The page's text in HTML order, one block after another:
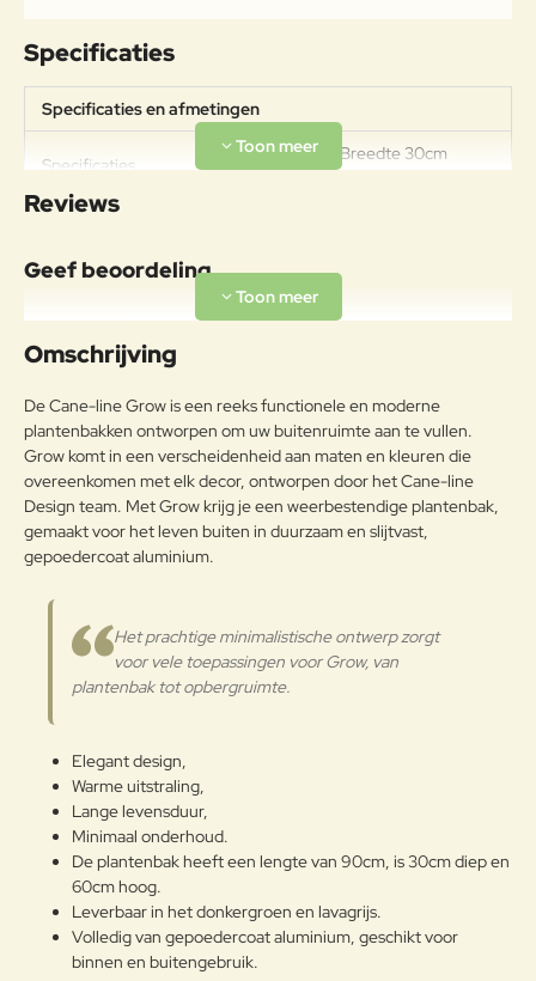
Specificaties
Specificaties en afmetingen
Specificaties
Lengte 90cm Breedte 30cm
Hoogte 60cm
Reviews
Geef beoordeling
Uw naam:
g:
Note:HTML-code wordt niet vertaald!
Waarderin
Verder
Omschrijving
De Cane-line Grow is een reeks functionele en moderne
plantenbakken ontworpen om uw buitenruimte aan te vullen.
Grow komt in een verscheidenheid aan maten en kleuren die
overeenkomen met elk decor, ontworpen door het Cane-line
Design team. Met Grow krijg je een weerbestendige plantenbak,
gemaakt voor het leven buiten in duurzaam en slijtvast,
gepoedercoat aluminium.
Het prachtige minimalistische ontwerp zorgt
voor vele toepassingen voor Grow, van
plantenbak tot opbergruimte.
Elegant design,
Warme uitstraling,
Lange levensduur,
Minimaal onderhoud.
De plantenbak heeft een lengte van 90cm, is 30cm diep en
60cm hoog.
Leverbaar in het donkergroen en lavagrijs.
Volledig van gepoedercoat aluminium, geschikt voor
binnen en buitengebruik.